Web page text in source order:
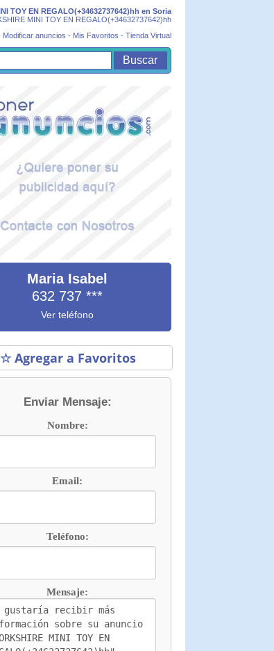
TOY EN REGALO(+34632737642)hh en Soria
MINI TOY EN REGALO(+34632737642)hh
Modificar anuncios - Mis Favoritos - Tienda Virtual
Maria Isabel
632 737 ***
Ver teléfono
☆ Agregar a Favoritos
Enviar Mensaje:
Nombre:
Email:
Teléfono:
Mensaje: